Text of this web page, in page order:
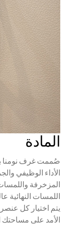
المادة
صُممت غرف نومنا
الأداء الوظيفي
المزخرفة واللمسات
اللمسات النهائية
يتم اختيار كل عنصر
الأمد على